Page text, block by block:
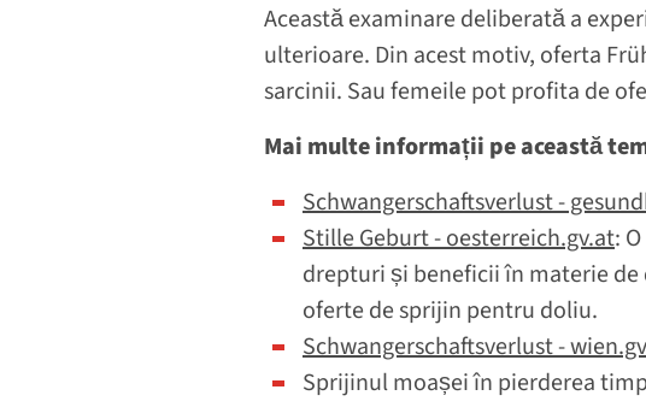
Această examinare deliberată a
ulterioare. Din acest motiv, oferta
sarcinii. Sau femeile pot profita de
Mai multe informații pe această
Schwangerschaftsverlust -
Stille Geburt - oesterreich.gv.at:
drepturi și beneficii în materie
oferte de sprijin pentru doliu.
Schwangerschaftsverlust -
Sprijinul moașei în pierderea